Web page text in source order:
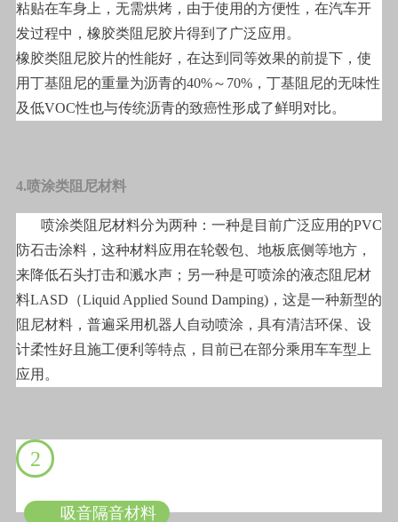
粘贴在车身上，无需烘烤，由于使用的方便性，在汽车开
发过程中，橡胶类阻尼胶片得到了广泛应用。
橡胶类阻尼胶片的性能好，在达到同等效果的前提下，使
用丁基阻尼的重量为沥青的40%～70%，丁基阻尼的无味性
及低VOC性也与传统沥青的致癌性形成了鲜明对比。
4.喷涂类阻尼材料
喷涂类阻尼材料分为两种：一种是目前广泛应用的PVC
防石击涂料，这种材料应用在轮毂包、地板底侧等地方，
来降低石头打击和溅水声；另一种是可喷涂的液态阻尼材
料LASD（Liquid Applied Sound Damping)，这是一种新型的
阻尼材料，普遍采用机器人自动喷涂，具有清洁环保、设
计柔性好且施工便利等特点，目前已在部分乘用车车型上
应用。
2
吸音隔音材料